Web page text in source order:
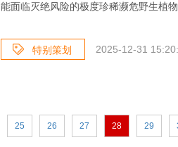
能面临灭绝风险的极度珍稀濒危野生植
特别策划 2025-12-31
25 26 27 28 29